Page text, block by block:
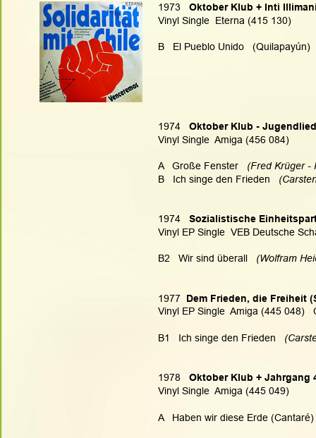
1973 Oktober Klub + Inti
Vinyl Single  Eterna (415 130)
B   El Pueblo Unido   (Quilapayún)
1974 Oktober Klub -
Vinyl Single  Amiga (456 084)
A   Große Fenster (Fred Krüger -
B   Ich singe den Frieden
1974 Sozialistische
Vinyl EP Single  VEB Deutsche
B2   Wir sind überall
(Wolfram
1977 Dem Frieden, die Freiheit
Vinyl EP Single  Amiga (445 048)
B1   Ich singe den Frieden
1978 Oktober Klub + Jahrgang
Vinyl Single  Amiga (445 049)
A   Haben wir diese Erde (Cantaré)